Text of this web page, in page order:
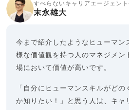
すべらないキャリアエージェン
末永雄大
今まで紹介したようなヒューマン
様な価値観を持つ人のマネジメン
場において価値が高いです。
「自分にヒューマンスキルがど
か知りたい！」と思う人は、キャ